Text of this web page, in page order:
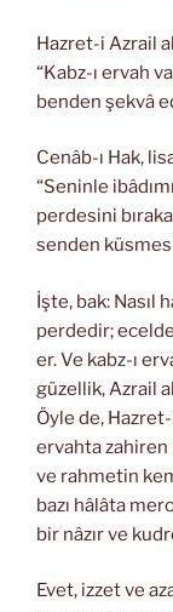
Hazret-i Azrail
“Kabz-ı ervah
benden şekvâ
Cenâb-ı Hak,
“Seninle
perdesini
senden
İşte, bak: Nasıl
perdedir;
er. Ve kabz-ı
güzellik, Azrail
Öyle de,
ervahta
ve rahmetin
bazı hâlâta
bir nâzır ve
Evet, izzet ve